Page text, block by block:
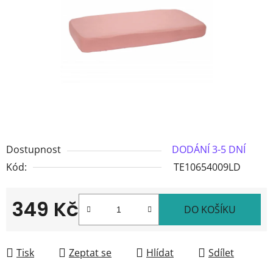
Dostupnost
DODÁNÍ 3-5 DNÍ
Kód:
TE10654009LD
349 Kč DO KOŠÍKU
Tisk Zeptat se Hlídat Sdílet